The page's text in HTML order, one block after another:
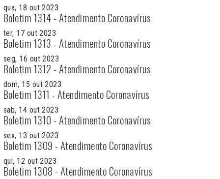
qua, 18 out 2023
Boletim 1314 - Atendimento Coronavírus
ter, 17 out 2023
Boletim 1313 - Atendimento Coronavírus
seg, 16 out 2023
Boletim 1312 - Atendimento Coronavírus
dom, 15 out 2023
Boletim 1311 - Atendimento Coronavírus
sab, 14 out 2023
Boletim 1310 - Atendimento Coronavírus
sex, 13 out 2023
Boletim 1309 - Atendimento Coronavírus
qui, 12 out 2023
Boletim 1308 - Atendimento Coronavírus